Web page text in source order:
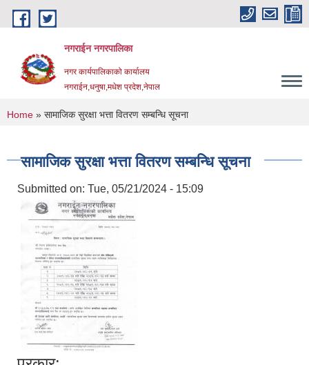
Skip to main content
नगराईन नगरपालिका
नगर कार्यपालिकाको कार्यालय
नगराईन,धनुषा,मधेश प्रदेश,नेपाल
You are here
Home » सामाजिक सुरक्षा भत्ता वितरण सम्बन्धि सूचना
सामाजिक सुरक्षा भत्ता वितरण सम्बन्धि सूचना
Submitted on: Tue, 05/21/2024 - 15:09